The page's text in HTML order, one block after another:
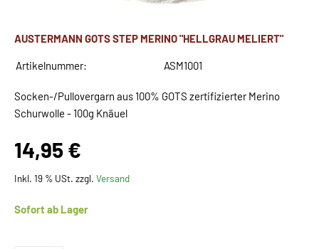
AUSTERMANN GOTS STEP MERINO "HELLGRAU MELIERT"
Artikelnummer: ASM1001
Socken-/Pullovergarn aus 100% GOTS zertifizierter Merino
Schurwolle - 100g Knäuel
14,95 €
Inkl. 19 % USt. zzgl. Versand
Sofort ab Lager